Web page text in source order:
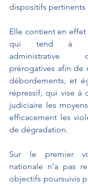
dispositifs pertinents
Elle contient en effet
qui tend à
administrative
prérogatives afin de
débordements, et
répressif, qui vise à
judiciaire les
efficacement les
de dégradation.
Sur le premier
nationale n’a pas
objectifs poursuivis